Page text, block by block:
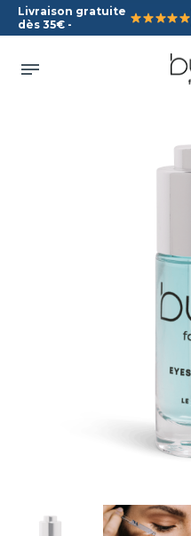
Livraison gratuite
dès 35€ -